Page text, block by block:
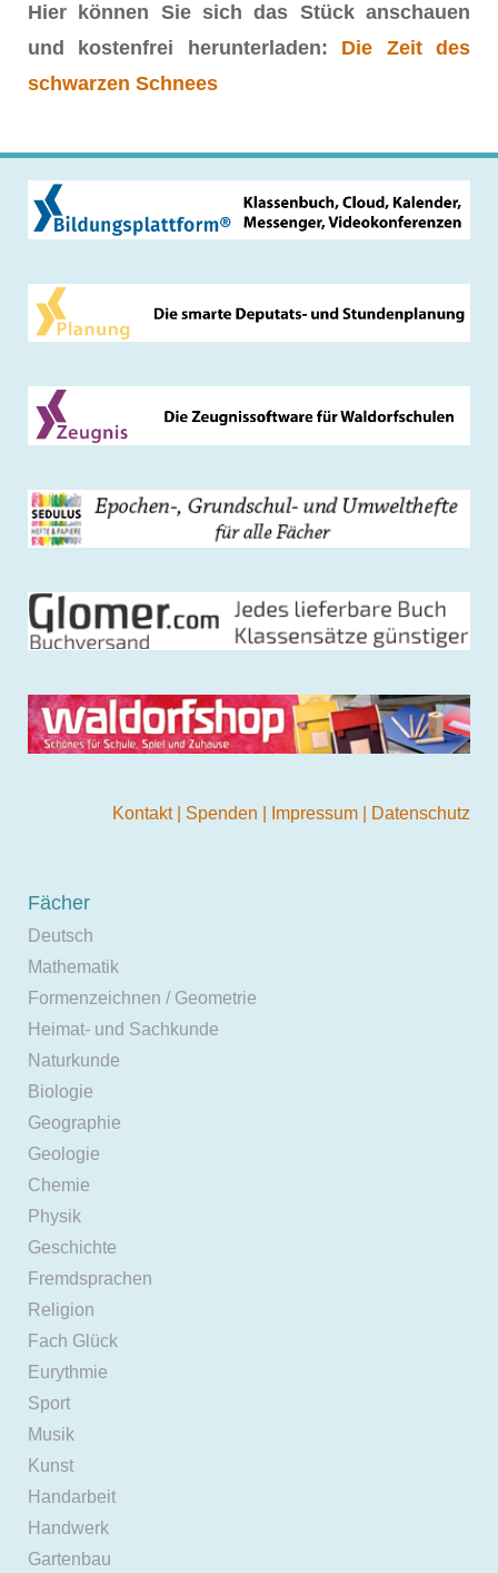
Hier können Sie sich das Stück anschauen
und kostenfrei herunterladen:
Die Zeit des
schwarzen Schnees
Kontakt Spenden Impressum Datenschutz
Fächer
Deutsch
Mathematik
Formenzeichnen / Geometrie
Heimat- und Sachkunde
Naturkunde
Biologie
Geographie
Geologie
Chemie
Physik
Geschichte
Fremdsprachen
Religion
Fach Glück
Eurythmie
Sport
Musik
Kunst
Handarbeit
Handwerk
Gartenbau